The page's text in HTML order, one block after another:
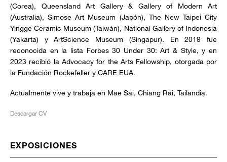
(Corea), Queensland Art Gallery & Gallery of Modern Art
(Australia), Simose Art Museum (Japón), The New Taipei City
Yingge Ceramic Museum (Taiwán), National Gallery of Indonesia
(Yakarta) y ArtScience Museum (Singapur). En 2019 fue
reconocida en la lista Forbes 30 Under 30: Art & Style, y en
2023 recibió la Advocacy for the Arts Fellowship, otorgada por
la Fundación Rockefeller y CARE EUA.
Actualmente vive y trabaja en Mae Sai, Chiang Rai, Tailandia.
Descargar CV
EXPOSICIONES